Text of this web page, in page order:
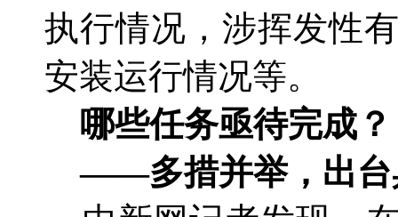
执行情况，涉挥发性
安装运行情况等。
哪些任务亟待完成？
——多措并举，出台